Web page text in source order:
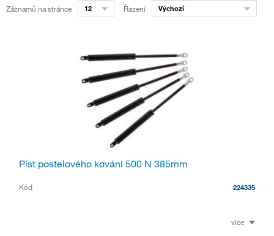
Záznamů na stránce 12 Řazení Výchozí
Píst postelového kování 500 N 385mm
Kód 224335
více